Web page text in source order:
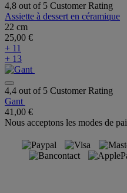
4,8 out of 5 Customer Rating
Assiette à dessert en céramique
22 cm
25,00 €
+ 11
+ 13
4,4 out of 5 Customer Rating
Gant
41,00 €
Nous acceptons les modes de